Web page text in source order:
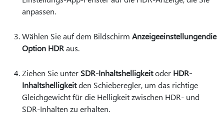
anpassen.
Wählen Sie auf dem Bildschirm Anzeigeeinstellungendie
Option HDRaus.
Ziehen Sie unter SDR-Inhaltshelligkeitoder HDR-
Inhaltshelligkeitden Schieberegler, um das richtige
Gleichgewicht für die Helligkeit zwischen HDR- und
SDR-Inhalten zu erhalten.